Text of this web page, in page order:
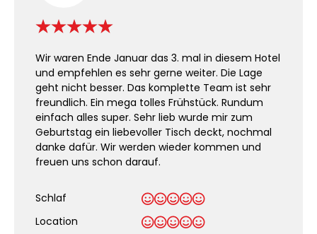
Wir waren Ende Januar das 3. mal in diesem Hotel
und empfehlen es sehr gerne weiter. Die Lage
geht nicht besser. Das komplette Team ist sehr
freundlich. Ein mega tolles Frühstück. Rundum
einfach alles super. Sehr lieb wurde mir zum
Geburtstag ein liebevoller Tisch deckt, nochmal
danke dafür. Wir werden wieder kommen und
freuen uns schon darauf.
Schlaf
Location